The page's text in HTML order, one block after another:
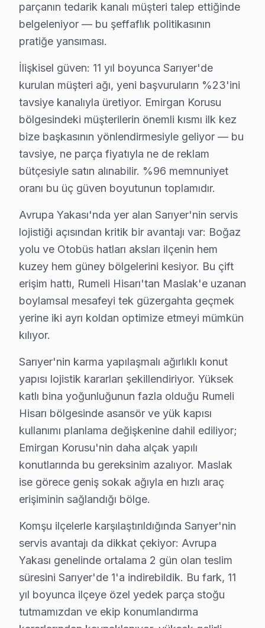
Rumelikavağı'nda Hitachi TV Servisi
Rumelikavağı, doğayla iç içe yaşam imkanı sunan
Tarabya'da Hitachi TV Servisi
Tarabya, lüks konutların yanı sıra güzel
Uskumruköy'de Hitachi TV Servisi
Uskumruköy, daha sakin bir yaşam tarzını
Yeniköy'de Hitachi TV Servisi
Yeniköy, sakin bir atmosfer sunduğu için ailelerin
Zekeriyaköy'de Hitachi TV Servisi
Zekeriyaköy, genellikle üst gelir grubuna mensup
Hitachi Parça Temini ve Maliyet Gerçekleri
Sarıyer bölgesinde Hitachi cihaz tamir fiyatları,
Güç kartı değişimi, LED backlight veya T-Con kartı
Fiyatları etkileyen diğer bir önemli faktör ise garanti
Neden Fabrika Servis?
Herhangi bir Hitachi arızasında telefon üzerinden
Tamir sonrası 6 ay garanti vermemiz, işimize olan
Sonuç olarak, Sarıyer'de Hitachi TV tamiri için
Sarıyer Hitachi servis - TV Tamiri
Hitachi güç kartı arızası belirtileri: TV açılmıyor,
Boğaz yolu ve Otobüs hatları güzergahında ortalama
Şeffaf Fiyatlandırma ve Müşteri Memnuniyeti
Servis sürecinin başından sonuna kadar şeffaf fiyat
Ücretsiz Arıza Tespiti: Sarıyer'de arıza tespiti
Şeffaf Fiyat Teklifi: Hangi bileşenlerin değişeceğini,
Garantili Servis Avantajı: 6 ay-2 yıl garanti ile aynı
parçanın tedarik kanalı müşteri talep ettiğinde
belgeleniyor — bu şeffaflık politikasının
pratiğe yansıması.
İlişkisel güven: 11 yıl boyunca Sarıyer'de
kurulan müşteri ağı, yeni başvuruların %23'ini
tavsiye kanalıyla üretiyor. Emirgan Korusu
bölgesindeki müşterilerin önemli kısmı ilk kez
bize başkasının yönlendirmesiyle geliyor — bu
tavsiye, ne parça fiyatıyla ne de reklam
bütçesiyle satın alınabilir. %96 memnuniyet
oranı bu üç güven boyutunun toplamıdır.
Avrupa Yakası'nda yer alan Sarıyer'nin servis
lojistiği açısından kritik bir avantajı var: Boğaz
yolu ve Otobüs hatları aksları ilçenin hem
kuzey hem güney bölgelerini kesiyor. Bu çift
erişim hattı, Rumeli Hisarı'tan Maslak'e uzanan
boylamsal mesafeyi tek güzergahta geçmek
yerine iki ayrı koldan optimize etmeyi mümkün
kılıyor.
Sarıyer'nin karma yapılaşmalı ağırlıklı konut
yapısı lojistik kararları şekillendiriyor. Yüksek
katlı bina yoğunluğunun fazla olduğu Rumeli
Hisarı bölgesinde asansör ve yük kapısı
kullanımı planlama değişkenine dahil ediliyor;
Emirgan Korusu'nin daha alçak yapılı
konutlarında bu gereksinim azalıyor. Maslak
ise görece geniş sokak ağıyla en hızlı araç
erişiminin sağlandığı bölge.
Komşu ilçelerle karşılaştırıldığında Sarıyer'nin
servis avantajı da dikkat çekiyor: Avrupa
Yakası genelinde ortalama 2 gün olan teslim
süresini Sarıyer'de 1'a indirebildik. Bu fark, 11
yıl boyunca ilçeye özel yedek parça stoğu
tutmamızdan ve ekip konumlandırma